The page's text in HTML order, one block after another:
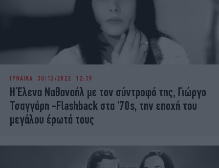
ΓΥΝΑΙΚΑ 30/12/2022 12:19
Η Έλενα Ναθαναήλ με τον σύντροφό της, Γιώργο
Τσαγγάρη -Flashback στα '70s, την εποχή του
μεγάλου έρωτά τους